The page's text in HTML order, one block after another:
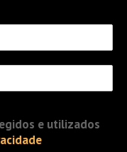
e utilizados